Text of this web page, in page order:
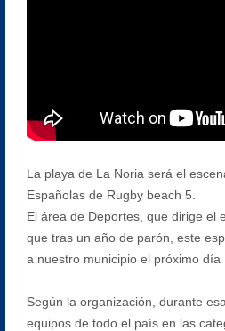
La playa de La Noria será el
Españolas de Rugby beach 5.
El área de Deportes, que dirige el
que tras un año de parón, este
a nuestro municipio el próximo día
Según la organización, durante
equipos de todo el país en las